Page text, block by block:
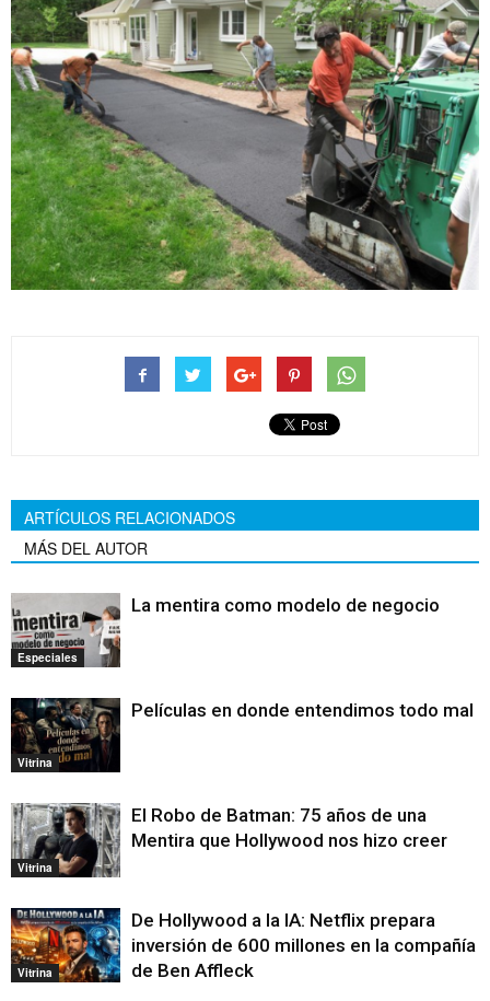
ARTÍCULOS RELACIONADOS
MÁS DEL AUTOR
Especiales
La mentira como modelo de negocio
Vitrina
Películas en donde entendimos todo mal
Vitrina
El Robo de Batman: 75 años de una
Mentira que Hollywood nos hizo creer
Vitrina
De Hollywood a la IA: Netflix prepara
inversión de 600 millones en la compañía
de Ben Affleck